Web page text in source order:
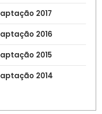
2017
2016
2015
2014